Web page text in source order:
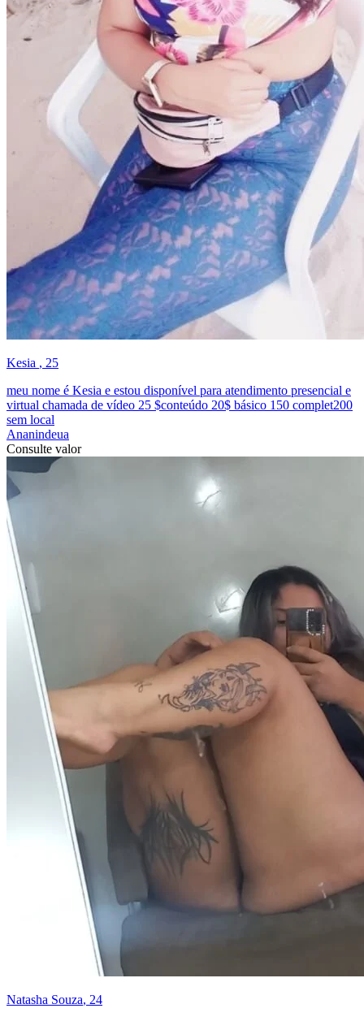
Kesia , 25
meu nome é Kesia e estou disponível para atendimento presencial e
virtual chamada de vídeo 25 $conteúdo 20$ básico 150 complet200
sem local
Ananindeua
Consulte valor
Natasha Souza, 24